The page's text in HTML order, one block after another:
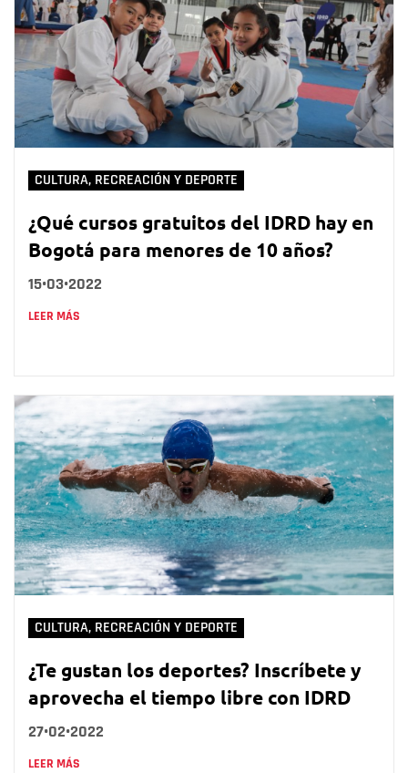
CULTURA, RECREACIÓN Y DEPORTE
¿Qué cursos gratuitos del IDRD hay en
Bogotá para menores de 10 años?
15•03•2022
LEER MÁS
CULTURA, RECREACIÓN Y DEPORTE
¿Te gustan los deportes? Inscríbete y
aprovecha el tiempo libre con IDRD
27•02•2022
LEER MÁS